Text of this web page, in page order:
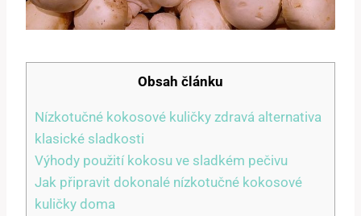
Obsah článku
Nízkotučné kokosové kuličky zdravá alternativa
klasické sladkosti
Výhody použití kokosu ve sladkém pečivu
Jak připravit dokonalé nízkotučné kokosové
kuličky doma